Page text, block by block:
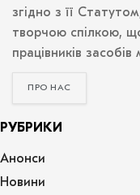
згідно з її
творчою спілкою,
працівників
ПРО НАС
РУБРИКИ
Анонси
Новини